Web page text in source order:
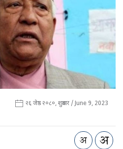
२६ जेष्ठ २०८०, शुक्रबार / June 9, 2023